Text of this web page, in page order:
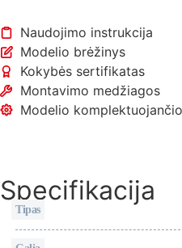
Naudojimo instrukcija
Modelio brėžinys
Kokybės sertifikatas
Montavimo medžiagos
Modelio
Specifikacija
Tipas